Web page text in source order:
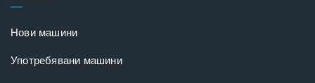
Нови машини
Употребявани машини